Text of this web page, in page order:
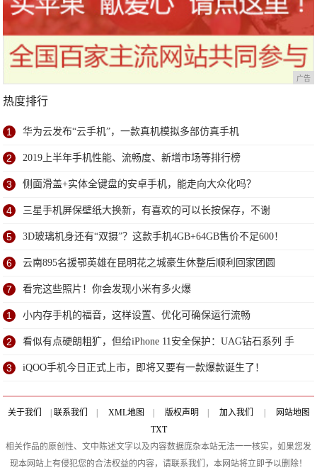
广告
热度排行
1 华为云发布“云手机”，一款真机模拟多部仿真手机
2 2019上半年手机性能、流畅度、新增市场等排行榜
3 侧面滑盖+实体全键盘的安卓手机，能走向大众化吗？
4 三星手机屏保壁纸大换新，有喜欢的可以长按保存，不谢
5 3D玻璃机身还有“双摄”？这款手机4GB+64GB售价不足600！
6 云南895名援鄂英雄在昆明花之城豪生休整后顺利回家团圆
7 看完这些照片！你会发现小米有多火爆
1 小内存手机的福音，这样设置、优化可确保运行流畅
2 看似有点硬朗粗犷，但给iPhone 11安全保护：UAG钻石系列 手
机壳
3 iQOO手机今日正式上市，即将又要有一款爆款诞生了！
关于我们 联系我们 XML地图 版权声明 加入我们
网站地图
TXT
相关作品的原创性、文中陈述文字以及内容数据庞杂本站无法一一核实，如果您发
现本网站上有侵犯您的合法权益的内容，请联系我们，本网站将立即予以删除！